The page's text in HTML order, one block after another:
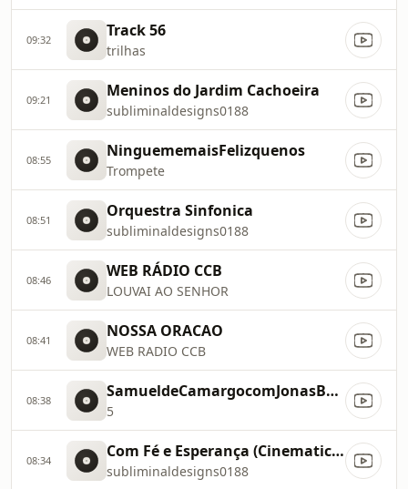
09:32 Track 56
trilhas
09:21 Meninos do Jardim Cachoeira
subliminaldesigns0188
08:55 NinguememaisFelizquenos
Trompete
08:51 Orquestra Sinfonica
subliminaldesigns0188
08:46 WEB RÁDIO CCB
LOUVAI AO SENHOR
08:41 NOSSA ORACAO
WEB RADIO CCB
08:38 SamueldeCamargocomJonasBenichioeCharlesCamargo
5
08:34 Com Fé e Esperança (Cinematic Worship Instrumental)
subliminaldesigns0188